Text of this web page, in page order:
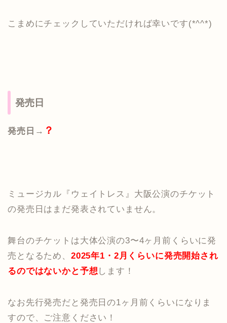
こまめにチェックしていただければ幸いです(*^^*)
発売日
発売日→ ？
ミュージカル『ウェイトレス』大阪公演のチケット
の発売日はまだ発表されていません。
舞台のチケットは大体公演の3〜4ヶ月前くらいに発
売となるため、 2025年1・2月くらいに発売開始され
るのではないかと予想 します！
なお先行発売だと発売日の1ヶ月前くらいになりま
すので、ご注意ください！